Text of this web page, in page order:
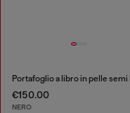
€150.00
NERO